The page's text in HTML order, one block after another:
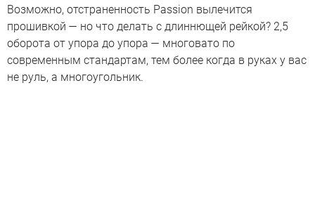
Возможно, отстраненность Passion вылечится
прошивкой — но что делать с длиннющей рейкой? 2,5
оборота от упора до упора — многовато по
современным стандартам, тем более когда в руках у вас
не руль, а многоугольник.